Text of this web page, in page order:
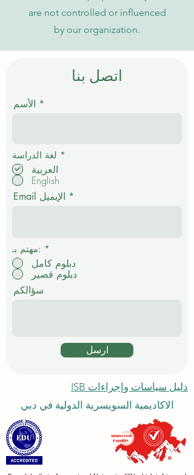
are not controlled or influenced
by our organization.
اتصل بنا
الأسم
لغة الدراسة *
ي
العربية
English
Email الإيميل
مهتم بـ: *
دبلوم كامل
دبلوم قصير
سؤالكم
ارسل
دليل سياسات وإجراءات ISB
الاكاديمية السويسرية الدولية في دبي